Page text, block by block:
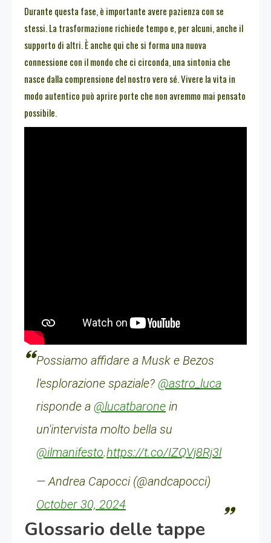
Durante questa fase, è importante avere pazienza con se
stessi. La trasformazione richiede tempo e, per alcuni, anche il
supporto di altri. È anche qui che si forma una nuova
connessione con il mondo che ci circonda, una sintonia che
nasce dalla comprensione del nostro vero sé. Vivere la vita in
modo autentico può aprire porte che non avremmo mai pensato
possibile.
Possiamo affidare a Musk e Bezos
l'esplorazione spaziale? @astro_luca
risponde a @lucatbarone in
un'intervista molto bella su
@ilmanifesto.https://t.co/IZQVj8Rj3l
— Andrea Capocci (@andcapocci)
October 30, 2024
Glossario delle tappe